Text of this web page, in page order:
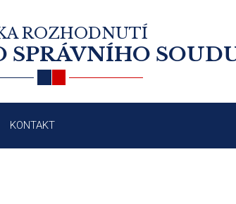
ROZHODNUTÍ
SPRÁVNÍHO
KONTAKT